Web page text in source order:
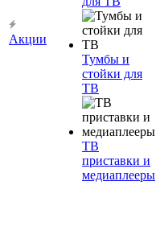
Акции
Тумбы и
стойки для
ТВ
ТВ
приставки и
медиаплееры